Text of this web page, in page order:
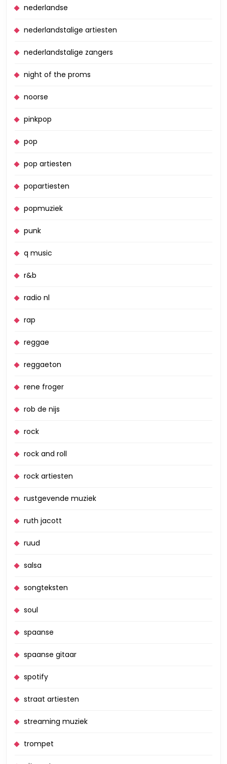
nederlandse
nederlandstalige artiesten
nederlandstalige zangers
night of the proms
noorse
pinkpop
pop
pop artiesten
popartiesten
popmuziek
punk
q music
r&b
radio nl
rap
reggae
reggaeton
rene froger
rob de nijs
rock
rock and roll
rock artiesten
rustgevende muziek
ruth jacott
ruud
salsa
songteksten
soul
spaanse
spaanse gitaar
spotify
straat artiesten
streaming muziek
trompet